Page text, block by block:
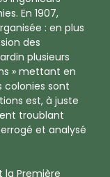
En 1907,
: en plus
des
plusieurs
» mettant en
colonies sont
est, à juste
troublant
et analysé
la Première